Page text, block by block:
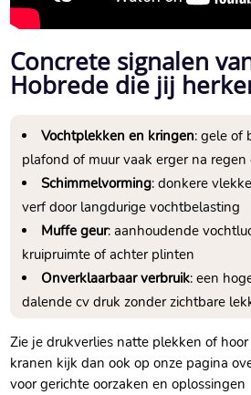
Concrete signalen
Hobrede die jij
Vochtplekken en kringen: gele of
plafond of muur vaak erger na regen
Schimmelvorming: donkere
verf door langdurige vochtbelasting
Muffe geur: aanhoudende
kruipruimte of achter plinten
Onverklaarbaar verbruik: een
dalende cv druk zonder zichtbare
Zie je drukverlies natte plekken of
kranen kijk dan ook op onze pagina
voor gerichte oorzaken en oplossingen